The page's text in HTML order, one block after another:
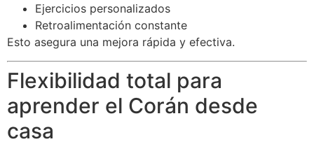
Ejercicios personalizados
Retroalimentación constante
Esto asegura una mejora rápida y efectiva.
Flexibilidad total para
aprender el Corán desde
casa